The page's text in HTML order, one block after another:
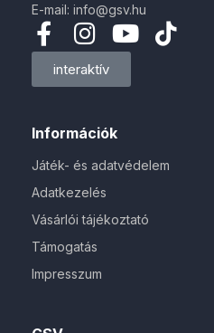
Információk
Játék- és adatvédelem
Adatkezelés
Vásárlói tájékoztató
Támogatás
Impresszum
E-mail: info@gsv.hu
interaktív